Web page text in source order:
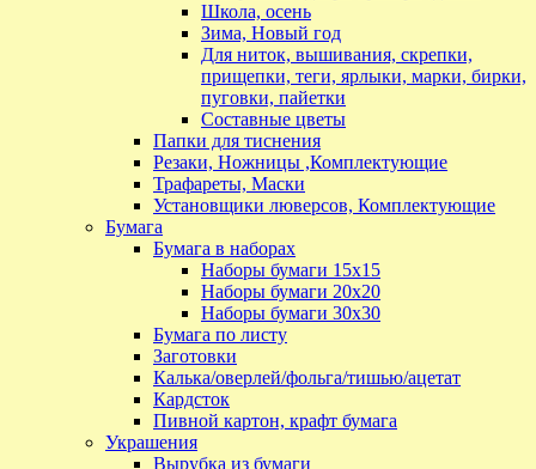
Школа, осень
Зима, Новый год
Для ниток, вышивания, скрепки,
прищепки, теги, ярлыки, марки, бирки,
пуговки, пайетки
Составные цветы
Папки для тиснения
Резаки, Ножницы ,Комплектующие
Трафареты, Маски
Установщики люверсов, Комплектующие
Бумага
Бумага в наборах
Наборы бумаги 15х15
Наборы бумаги 20х20
Наборы бумаги 30х30
Бумага по листу
Заготовки
Калька/оверлей/фольга/тишью/ацетат
Кардсток
Пивной картон, крафт бумага
Украшения
Вырубка из бумаги